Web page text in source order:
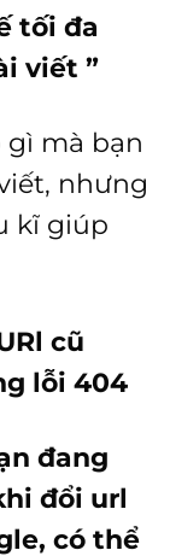
tối đa
viết ”
mà bạn
nhưng
kĩ giúp
cũ
lỗi 404
đang
đổi url
có thể